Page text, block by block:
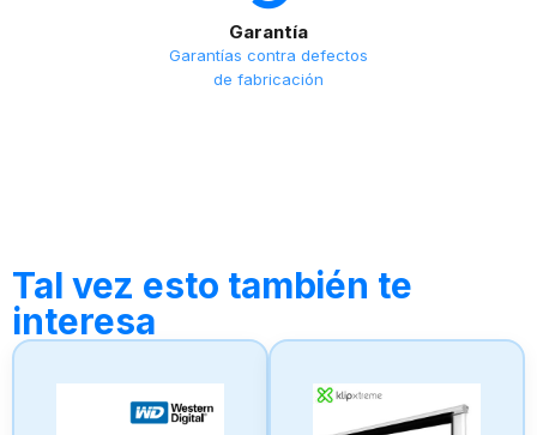
Garantía
Garantías contra defectos
de fabricación
Tal vez esto también te
interesa